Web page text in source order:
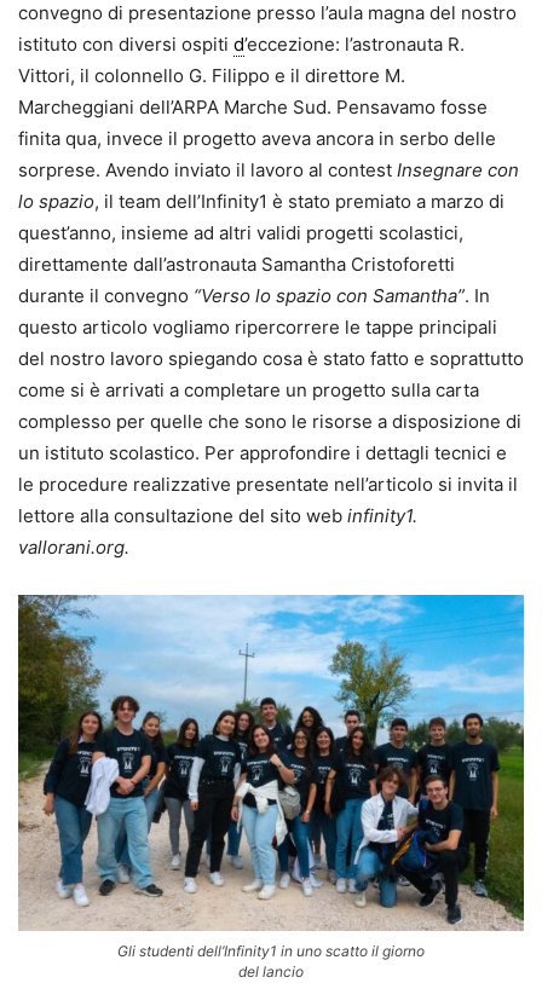
convegno di presentazione presso l’aula magna del nostro
istituto con diversi ospiti d’eccezione: l’astronauta R.
Vittori, il colonnello G. Filippo e il direttore M.
Marcheggiani dell’ARPA Marche Sud. Pensavamo fosse
finita qua, invece il progetto aveva ancora in serbo delle
sorprese. Avendo inviato il lavoro al contest Insegnare con
lo spazio, il team dell’Infinity1 è stato premiato a marzo di
quest’anno, insieme ad altri validi progetti scolastici,
direttamente dall’astronauta Samantha Cristoforetti
durante il convegno “Verso lo spazio con Samantha”. In
questo articolo vogliamo ripercorrere le tappe principali
del nostro lavoro spiegando cosa è stato fatto e soprattutto
come si è arrivati a completare un progetto sulla carta
complesso per quelle che sono le risorse a disposizione di
un istituto scolastico. Per approfondire i dettagli tecnici e
le procedure realizzative presentate nell’articolo si invita il
lettore alla consultazione del sito web infinity1.
vallorani.org.
Gli studenti dell’Infinity1 in uno scatto il giorno
del lancio